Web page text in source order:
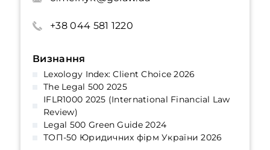
+38 044 581 1220
Визнання
Lexology Index: Client Choice 2026
The Legal 500 2025
IFLR1000 2025 (International Financial Law
Review)
Legal 500 Green Guide 2024
ТОП-50 Юридичних фірм України 2026